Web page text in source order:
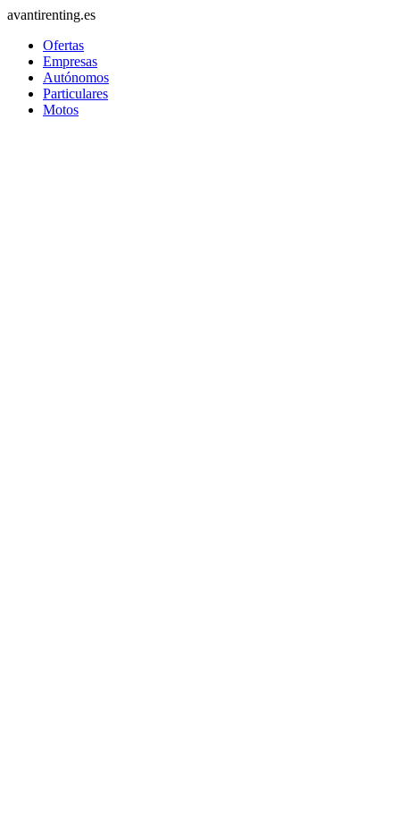
avantirenting.es
Ofertas
Empresas
Autónomos
Particulares
Motos